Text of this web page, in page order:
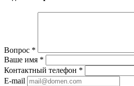
Вопрос *
Ваше имя *
Контактный телефон *
E-mail